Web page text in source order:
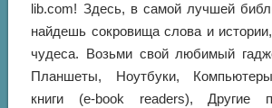
lib.com! Здесь, в самой лучшей
найдешь сокровища слова и
чудеса. Возьми свой любимый
Планшеты, Ноутбуки,
книги (e-book readers), Другие